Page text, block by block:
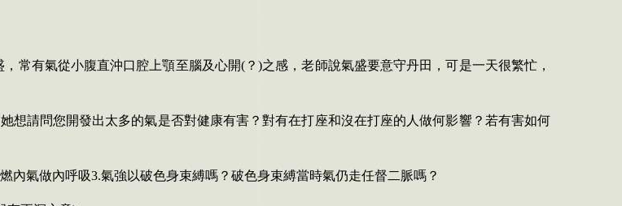
常有氣從小腹直沖口腔上顎至腦及心開(？)之感，老師說氣盛要意守丹田，可是一天很繁忙，
她想請問您開發出太多的氣是否對健康有害？對有在打座和沒在打座的人做何影響？若有害如何
內氣做內呼吸3.氣強以破色身束縛嗎？破色身束縛當時氣仍走任督二脈嗎？